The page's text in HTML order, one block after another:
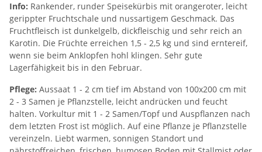
Info: Rankender, runder Speisekürbis mit orangeroter, leicht
gerippter Fruchtschale und nussartigem Geschmack. Das
Fruchtfleisch ist dunkelgelb, dickfleischig und sehr reich an
Karotin. Die Früchte erreichen 1,5 - 2,5 kg und sind erntereif,
wenn sie beim Anklopfen hohl klingen. Sehr gute
Lagerfähigkeit bis in den Februar.
Pflege: Aussaat 1 - 2 cm tief im Abstand von 100x200 cm mit
2 - 3 Samen je Pflanzstelle, leicht andrücken und feucht
halten. Vorkultur mit 1 - 2 Samen/Topf und Auspflanzen nach
dem letzten Frost ist möglich. Auf eine Pflanze je Pflanzstelle
vereinzeln. Liebt warmen, sonnigen Standort und